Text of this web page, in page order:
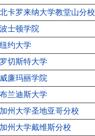
北卡罗来纳大学教堂山分校
波士顿学院
纽约大学
罗切斯特大学
威廉玛丽学院
布兰迪斯大学
加州大学圣地亚哥分校
加州大学戴维斯分校